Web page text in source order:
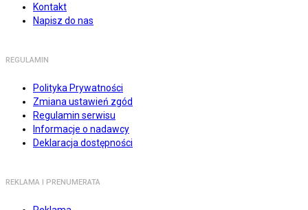
Kontakt
Napisz do nas
REGULAMIN
Polityka Prywatności
Zmiana ustawień zgód
Regulamin serwisu
Informacje o nadawcy
Deklaracja dostępności
REKLAMA I PRENUMERATA